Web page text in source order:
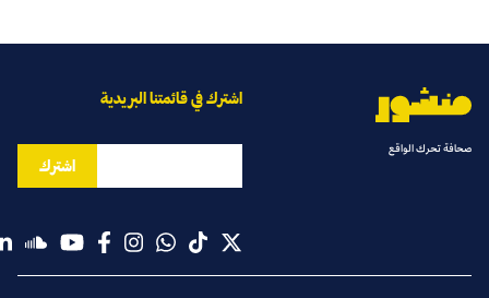
صحافة تحرك الواقع
اشترك في قائمتنا البريدية
اشترك